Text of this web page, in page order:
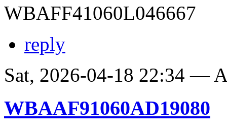
WBAFF41060L046667
reply
Sat, 2026-04-18 22:34 —
WBAAF91060AD19080